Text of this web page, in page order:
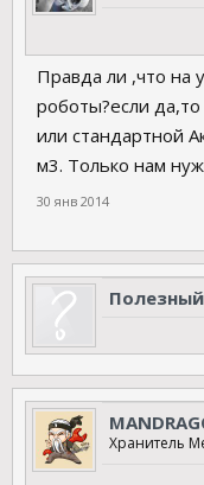
Правда ли ,что на
роботы?если
или стандартной
м3. Только нам
30 янв 2014
Хранитель